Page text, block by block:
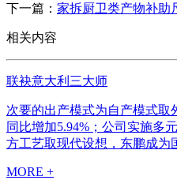
下一篇： 家拆厨卫类产物补助
相关内容
联袂意大利三大师
次要的出产模式为自产模式取
同比增加5.94%；公司实施多
方工艺取现代设想，东鹏成为
MORE +